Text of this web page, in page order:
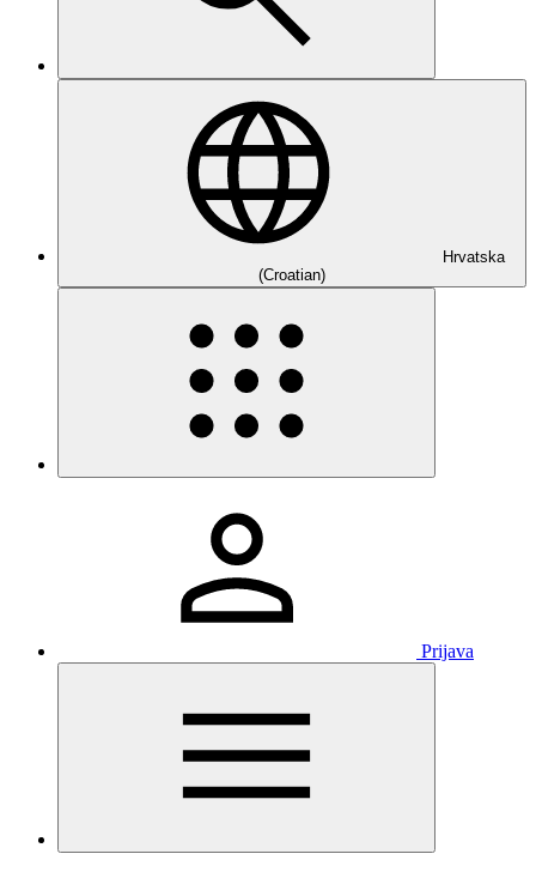
Hrvatska
(Croatian)
Prijava